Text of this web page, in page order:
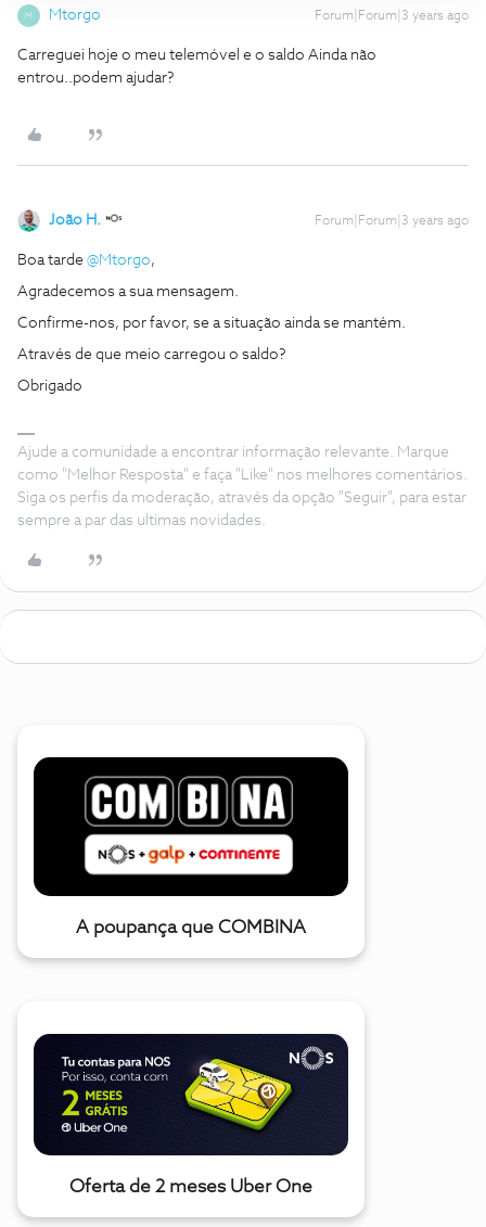
M Mtorgo Forum|Forum|3 years ago
Carreguei hoje o meu telemóvel e o saldo Ainda não
entrou..podem ajudar?
João H. Forum|Forum|3 years ago
Boa tarde @Mtorgo,
Agradecemos a sua mensagem.
Confirme-nos, por favor, se a situação ainda se mantém.
Através de que meio carregou o saldo?
Obrigado
Ajude a comunidade a encontrar informação relevante. Marque
como "Melhor Resposta" e faça "Like" nos melhores comentários.
Siga os perfis da moderação, através da opção "Seguir", para estar
sempre a par das ultimas novidades.
A poupança que COMBINA
Oferta de 2 meses Uber One